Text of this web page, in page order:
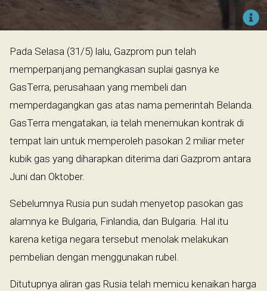
Pada Selasa (31/5) lalu, Gazprom pun telah
memperpanjang pemangkasan suplai gasnya ke
GasTerra, perusahaan yang membeli dan
memperdagangkan gas atas nama pemerintah Belanda.
GasTerra mengatakan, ia telah menemukan kontrak di
tempat lain untuk memperoleh pasokan 2 miliar meter
kubik gas yang diharapkan diterima dari Gazprom antara
Juni dan Oktober.
Sebelumnya Rusia pun sudah menyetop pasokan gas
alamnya ke Bulgaria, Finlandia, dan Bulgaria. Hal itu
karena ketiga negara tersebut menolak melakukan
pembelian dengan menggunakan rubel.
Ditutupnya aliran gas Rusia telah memicu kenaikan harga